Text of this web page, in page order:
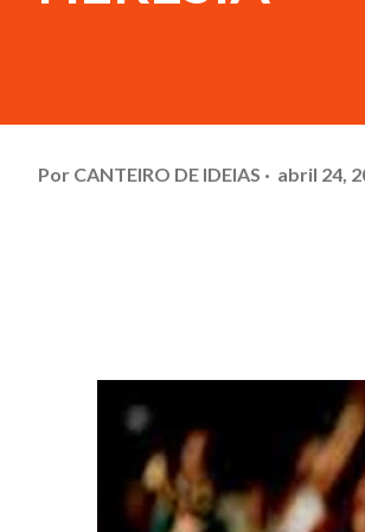
Por CANTEIRO DE IDEIAS abril 24,